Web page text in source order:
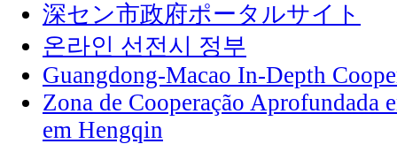
深セン市政府ポータルサイト
온라인 선전시 정부
Guangdong-Macao In-Depth
Zona de Cooperação Aprofundada
em Hengqin